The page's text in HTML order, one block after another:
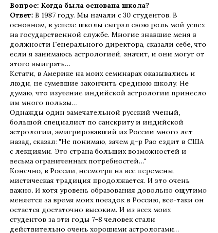
Вопрос: Когда была основана школа?
Ответ: В 1987 году. Мы начали с 30 студентов. В
основном, в успехе школы сыграл свою роль мой успех
на государственной службе. Многие знавшие меня в
должности Генерального директора, сказали себе, что
если я занимаюсь астрологией, значит, и они могут от
этого выиграть…
Кстати, в Америке на моих семинарах оказывались и
люди, не сумевшие закончить среднюю школу. Не
думаю, что изучение индийской астрологии принесло
им много пользы…
Однажды один замечательной русский ученый,
большой специалист по санскриту и индийской
астрологии, эмигрировавший из России много лет
назад, сказал: "Не понимаю, зачем д-р Рао ездит в США
с лекциями. Это страна больших возможностей и
весьма ограниченных потребностей…"
Конечно, в России, несмотря на все перемены,
мистическая традиция продолжается. И это очень
важно. И хотя уровень образования довольно ощутимо
меняется за время моих поездок в Россию, все-таки он
остается достаточно высоким. И из всех моих
студентов за эти годы 7-8 человек стали
действительно очень хорошими астрологами…